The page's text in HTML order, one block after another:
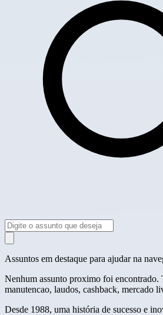
Assuntos em destaque para ajudar na
Nenhum assunto proximo foi encontrado.
manutencao, laudos, cashback, mercado
Desde 1988, uma história de sucesso e